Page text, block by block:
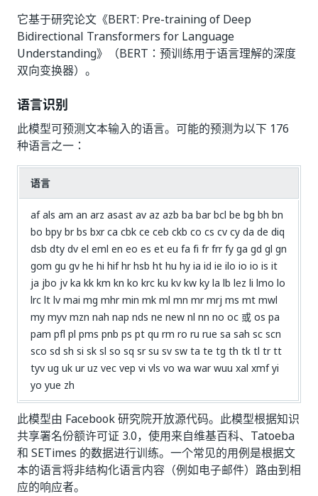
它基于研究论文《BERT: Pre-training of Deep
Bidirectional Transformers for Language
Understanding》（BERT：预训练用于语言理解的深度
双向变换器）。
语言识别
此模型可预测文本输入的语言。可能的预测为以下 176
种语言之一：
语言
af als am an arz asast av az azb ba bar bcl be bg bh bn
bo bpy br bs bxr ca cbk ce ceb ckb co cs cv cy da de diq
dsb dty dv el eml en eo es et eu fa fi fr frr fy ga gd gl gn
gom gu gv he hi hif hr hsb ht hu hy ia id ie ilo io io is it
ja jbo jv ka kk km kn ko krc ku kv kw ky la lb lez li lmo lo
lrc lt lv mai mg mhr min mk ml mn mr mrj ms mt mwl
my myv mzn nah nap nds ne new nl nn no oc 或 os pa
pam pfl pl pms pnb ps pt qu rm ro ru rue sa sah sc scn
sco sd sh si sk sl so sq sr su sv sw ta te tg th tk tl tr tt
tyv ug uk ur uz vec vep vi vls vo wa war wuu xal xmf yi
yo yue zh
此模型由 Facebook 研究院开放源代码。此模型根据知识
共享署名份额许可证 3.0，使用来自维基百科、Tatoeba
和 SETimes 的数据进行训练。一个常见的用例是根据文
本的语言将非结构化语言内容（例如电子邮件）路由到相
应的响应者。